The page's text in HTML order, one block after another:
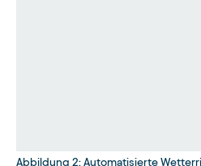
Abbildung 2: Automatisierte